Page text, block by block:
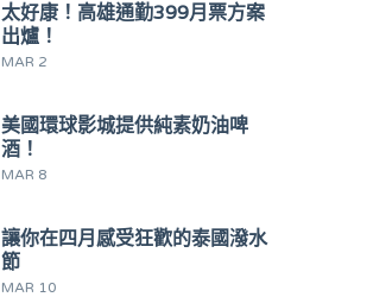
太好康！高雄通勤399月票方案
出爐！
MAR 2
美國環球影城提供純素奶油啤
酒！
MAR 8
讓你在四月感受狂歡的泰國潑水
節
MAR 10